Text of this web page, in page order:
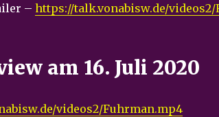
– https://talk.vonabisw.de/
am 16. Juli 2020
videos2/Fuhrman.mp4